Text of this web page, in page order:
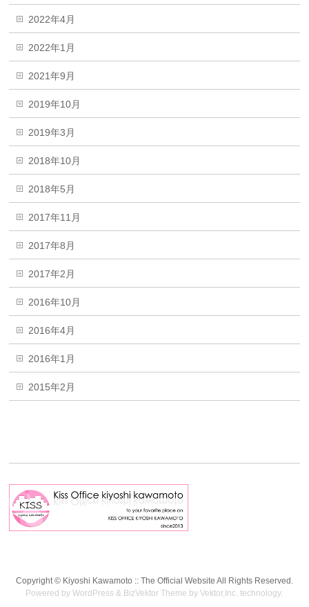
2022年4月
2022年1月
2021年9月
2019年10月
2019年3月
2018年10月
2018年5月
2017年11月
2017年8月
2017年2月
2016年10月
2016年4月
2016年1月
2015年2月
Copyright © Kiyoshi Kawamoto :: The Official Website All Rights Reserved.
Powered byWordPress & BizVektor Theme byVektor,Inc. technology.